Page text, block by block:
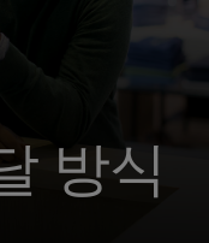
방식